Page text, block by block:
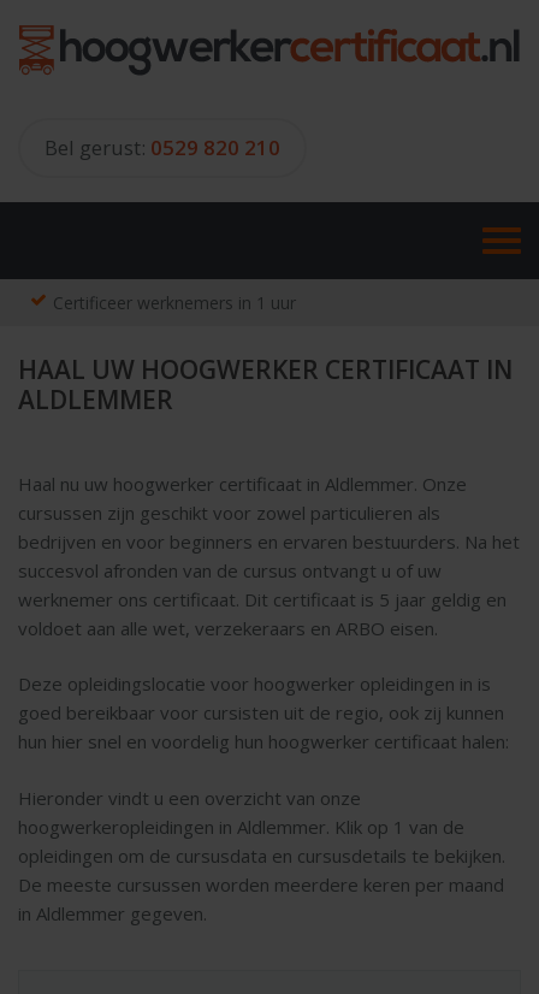
content
Bel gerust: 0529 820 210
Certificeer werknemers in 1 uur
HAAL UW HOOGWERKER CERTIFICAAT IN
ALDLEMMER
Haal nu uw hoogwerker certificaat in Aldlemmer. Onze
cursussen zijn geschikt voor zowel particulieren als
bedrijven en voor beginners en ervaren bestuurders. Na het
succesvol afronden van de cursus ontvangt u of uw
werknemer ons certificaat. Dit certificaat is 5 jaar geldig en
voldoet aan alle wet, verzekeraars en ARBO eisen.
Deze opleidingslocatie voor hoogwerker opleidingen in is
goed bereikbaar voor cursisten uit de regio, ook zij kunnen
hun hier snel en voordelig hun hoogwerker certificaat halen:
Hieronder vindt u een overzicht van onze
hoogwerkeropleidingen in Aldlemmer. Klik op 1 van de
opleidingen om de cursusdata en cursusdetails te bekijken.
De meeste cursussen worden meerdere keren per maand
in Aldlemmer gegeven.